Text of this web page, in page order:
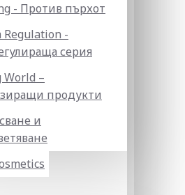
- Против пърхот
Regulation -
серия
World –
продукти
и